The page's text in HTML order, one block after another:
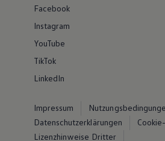
Facebook
Instagram
YouTube
TikTok
LinkedIn
Impressum
Datenschutzerklärungen
Lizenzhinweise Dritter